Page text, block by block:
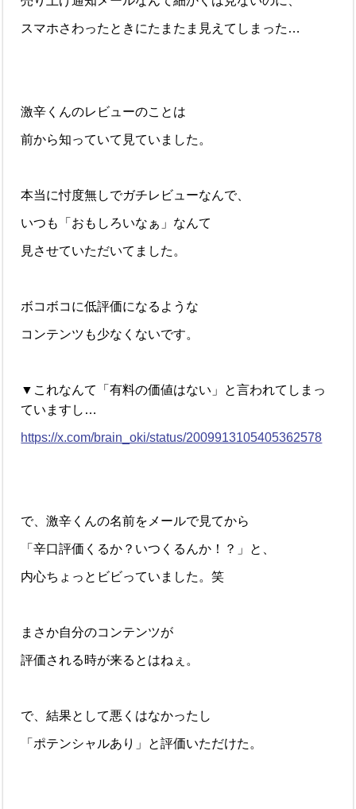
スマホさわったときにたまたま見えてしまった…
激辛くんのレビューのことは
前から知っていて見ていました。
本当に忖度無しでガチレビューなんで、
いつも「おもしろいなぁ」なんて
見させていただいてました。
ボコボコに低評価になるような
コンテンツも少なくないです。
▼これなんて「有料の価値はない」と言われてしまっ
ていますし…
https://x.com/brain_oki/status/2009913105405362578
で、激辛くんの名前をメールで見てから
「辛口評価くるか？いつくるんか！？」と、
内心ちょっとビビっていました。笑
まさか自分のコンテンツが
評価される時が来るとはねぇ。
で、結果として悪くはなかったし
「ポテンシャルあり」と評価いただけた。